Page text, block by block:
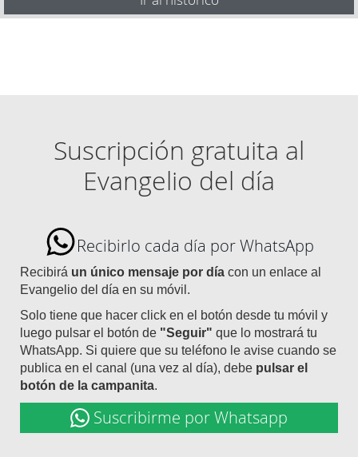
Suscripción gratuita al
Evangelio del día
Recibirlo cada día por WhatsApp
Recibirá un único mensaje por día con un enlace al
Evangelio del día en su móvil.
Solo tiene que hacer click en el botón desde tu móvil y
luego pulsar el botón de "Seguir" que lo mostrará tu
WhatsApp. Si quiere que su teléfono le avise cuando se
publica en el canal (una vez al día), debe pulsar el
botón de la campanita.
Suscribirme por Whatsapp